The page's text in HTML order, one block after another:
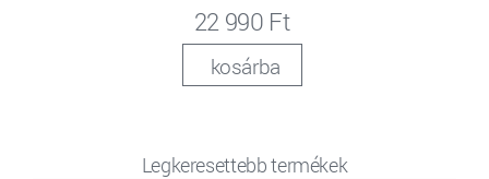
22 990 Ft
kosárba
Legkeresettebb termékek